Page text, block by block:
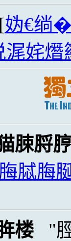
妫€绱
浘姹熸
脨脟
脦脢
楼